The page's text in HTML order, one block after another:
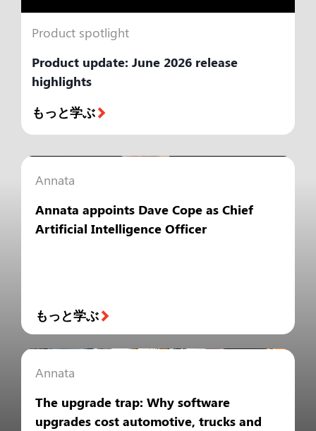
Product spotlight
Product update: June 2026 release
highlights
もっと学ぶ
Annata
Annata appoints Dave Cope as Chief
Artificial Intelligence Officer
もっと学ぶ
Annata
The upgrade trap: Why software
upgrades cost automotive, trucks and